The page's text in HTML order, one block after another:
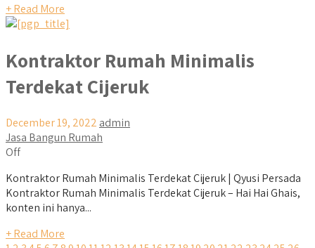
+ Read More
Kontraktor Rumah Minimalis
Terdekat Cijeruk
December 19, 2022 admin
Jasa Bangun Rumah
Off
Kontraktor Rumah Minimalis Terdekat Cijeruk | Qyusi Persada
Kontraktor Rumah Minimalis Terdekat Cijeruk – Hai Hai Ghais,
konten ini hanya...
+ Read More